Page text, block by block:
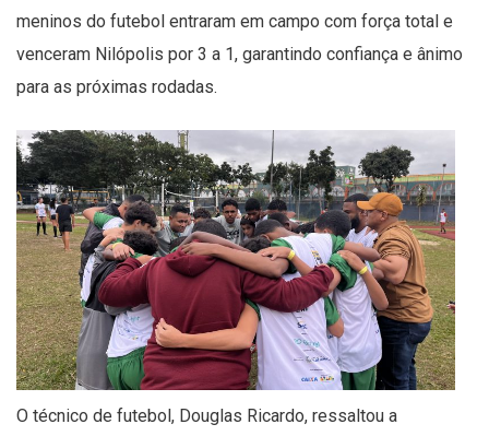
meninos do futebol entraram em campo com força total e
venceram Nilópolis por 3 a 1, garantindo confiança e ânimo
para as próximas rodadas.
O técnico de futebol, Douglas Ricardo, ressaltou a